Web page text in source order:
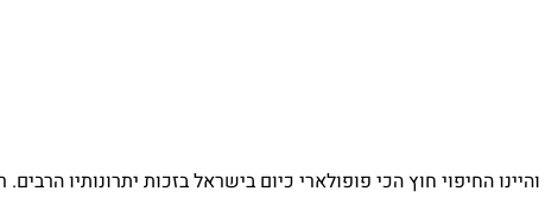
החיפוי חוץ הכי פופולארי כיום בישראל בזכות יתרונותיו